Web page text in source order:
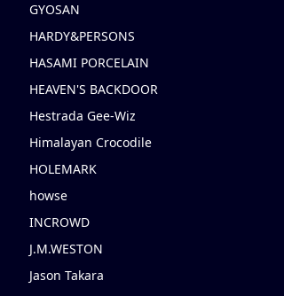
GYOSAN
HARDY&PERSONS
HASAMI PORCELAIN
HEAVEN'S BACKDOOR
Hestrada Gee-Wiz
Himalayan Crocodile
HOLEMARK
howse
INCROWD
J.M.WESTON
Jason Takara